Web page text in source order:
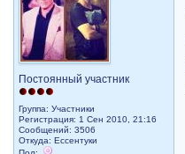
Постоянный участник
Группа: Участники
Регистрация: 1 Сен 2010, 21:16
Сообщений: 3506
Откуда: Ессентуки